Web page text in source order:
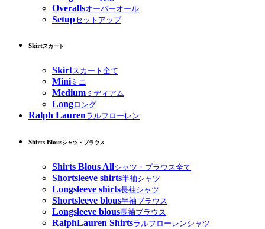
Overallsオーバーオール
Setupセットアップ
Skirtスカート
Skirtスカート全て
Miniミニ
Medium ミディアム
Longロング
Ralph Laurenラルフローレン
Shirts Blousシャツ・ブラウス
Shirts Blous Allシャツ・ブラウス全て
Shortsleeve shirts半袖シャツ
Longsleeve shirts長袖シャツ
Shortsleeve blous半袖ブラウス
Longsleeve blous長袖ブラウス
RalphLauren Shirtsラルフローレンシャツ